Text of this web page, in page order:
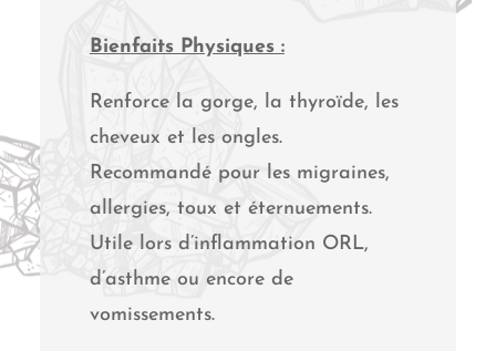
PRIX :
19,00 €
À
25,00 €
Bienfaits Physiques :
Renforce la gorge, la thyroïde, les
cheveux et les ongles.
Recommandé pour les migraines,
allergies, toux et éternuements.
Utile lors d’inflammation ORL,
d’asthme ou encore de
vomissements.